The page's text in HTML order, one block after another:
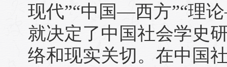
现代”“中国—西方”“理
就决定了中国社会学史
络和现实关切。在中国